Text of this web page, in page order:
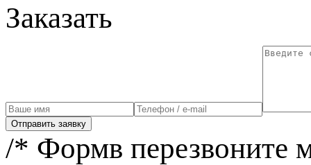
Заказать
Отправить заявку
/* Формв перезвоните